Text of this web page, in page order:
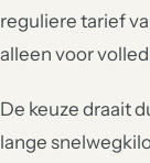
reguliere tarief
alleen voor
De keuze draait
lange